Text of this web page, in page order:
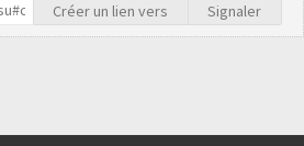
Créer un lien vers Signaler